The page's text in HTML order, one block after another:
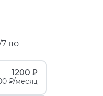
по
1200 ₽
₽/месяц